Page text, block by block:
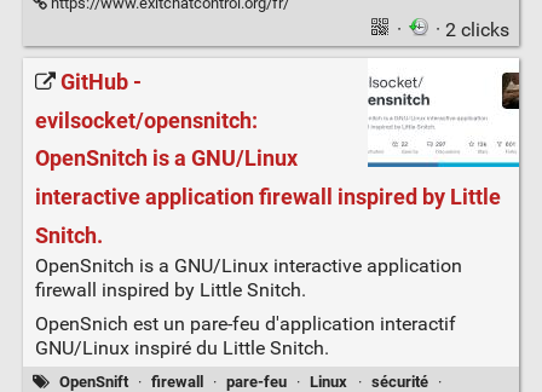
· · 2 clicks
GitHub -
evilsocket/opensnitch:
OpenSnitch is a GNU/Linux
interactive application firewall inspired by Little
Snitch.
OpenSnitch is a GNU/Linux interactive application
firewall inspired by Little Snitch.
OpenSnich est un pare-feu d'application interactif
GNU/Linux inspiré du Little Snitch.
OpenSnift · firewall · pare-feu · Linux · sécurité
·